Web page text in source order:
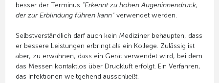
besser der Terminus "Erkennt zu hohen Augeninnendruck,
der zur Erblindung führen kann"verwendet werden.
Selbstverständlich darf auch kein Mediziner behaupten, dass
er bessere Leistungen erbringt als ein Kollege. Zulässig ist
aber, zu erwähnen, dass ein Gerät verwendet wird, bei dem
das Messen kontaktlos über Druckluft erfolgt. Ein Verfahren,
das Infektionen weitgehend ausschließt.